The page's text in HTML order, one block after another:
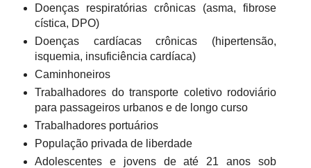
Doenças respiratórias crônicas (asma, fibrose
cística, DPO)
Doenças cardíacas crônicas (hipertensão,
isquemia, insuficiência cardíaca)
Caminhoneiros
Trabalhadores do transporte coletivo rodoviário
para passageiros urbanos e de longo curso
Trabalhadores portuários
População privada de liberdade
Adolescentes e jovens de até 21 anos sob